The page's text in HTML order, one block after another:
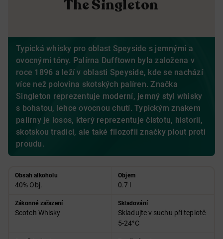
The Singleton
Typická whisky pro oblast Speyside s jemnými a
ovocnými tóny. Palírna Dufftown byla založena v
roce 1896 a leží v oblasti Speyside, kde se nachází
více než polovina skotských palíren. Značka
Singleton reprezentuje moderní, jemný styl whisky
s bohatou, lehce ovocnou chutí. Typickým znakem
palírny je losos, který reprezentuje čistotu, historii,
skotskou tradici, ale také filozofii značky plout proti
proudu.
Obsah alkoholu
40% Obj.
Objem
0.7 l
Zákonné zařazení
Scotch Whisky
Skladování
Skladujte v suchu při teplotě
5-24°C